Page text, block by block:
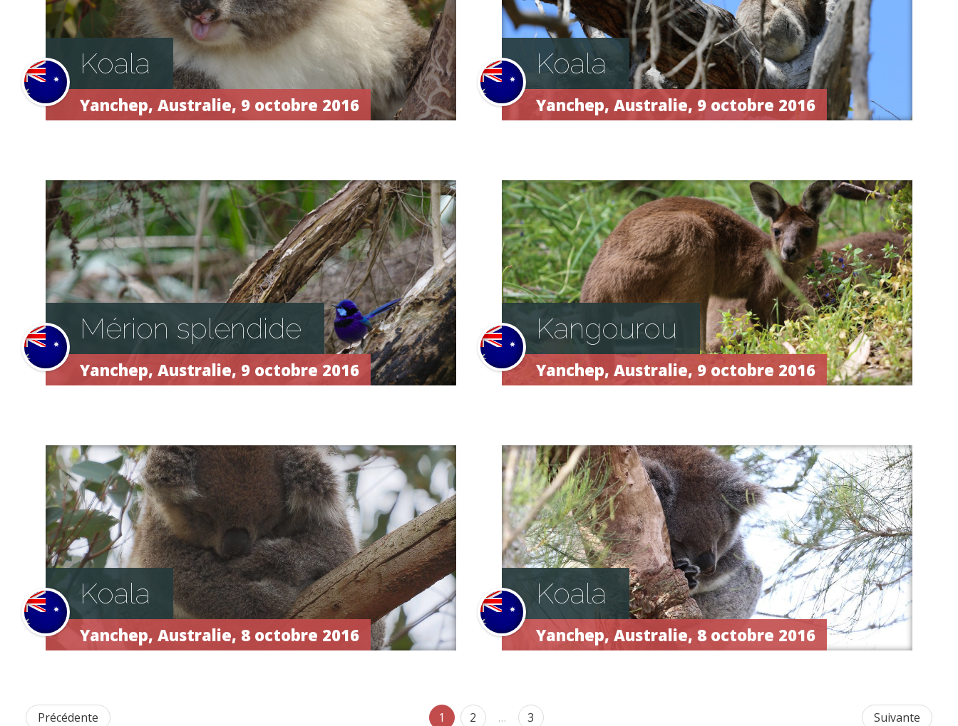
Koala
Yanchep, Australie, 9 octobre 2016
Koala
Yanchep, Australie, 9 octobre 2016
Mérion splendide
Yanchep, Australie, 9 octobre 2016
Kangourou
Yanchep, Australie, 9 octobre 2016
Koala
Yanchep, Australie, 8 octobre 2016
Koala
Yanchep, Australie, 8 octobre 2016
Précédente Suivante
1 2 … 3